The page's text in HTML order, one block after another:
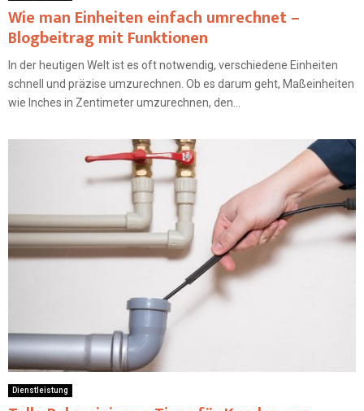
Wie man Einheiten einfach umrechnet –
Blogbeitrag mit Funktionen
In der heutigen Welt ist es oft notwendig, verschiedene Einheiten
schnell und präzise umzurechnen. Ob es darum geht, Maßeinheiten
wie Inches in Zentimeter umzurechnen, den...
Dienstleistung